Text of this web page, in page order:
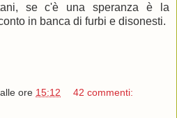
se c'è una speranza è la
in banca di furbi e disonesti.
ore 15:12 42 commenti: